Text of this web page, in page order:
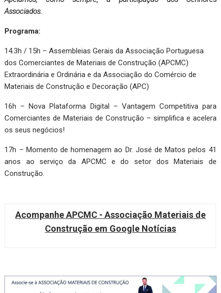
Associados.
Programa:
14.3h / 15h – Assembleias Gerais da Associação Portuguesa
dos Comerciantes de Materiais de Construção (APCMC)
Extraordinária e Ordinária e da Associação do Comércio de
Materiais de Construção e Decoração (APC)
16h – Nova Plataforma Digital – Vantagem Competitiva para
Comerciantes de Materiais de Construção – simplifica e acelera
os seus negócios!
17h – Momento de homenagem ao Dr. José de Matos pelos 41
anos ao serviço da APCMC e do setor dos Materiais de
Construção.
Acompanhe APCMC - Associação Materiais de
Construção em Google Notícias